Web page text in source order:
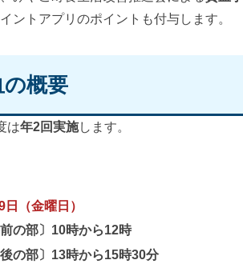
ントアプリのポイントも付与します。
の概要
は年2回実施します。
日（金曜日）
部〕10時から12時
部〕13時から15時30分